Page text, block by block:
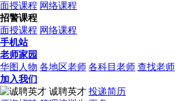
面授课程 网络课程
招警课程
面授课程 网络课程
手机站
老师家园
华图人物 各地区老师 各科目老师 查找老师
加入我们
诚聘英才 投递简历